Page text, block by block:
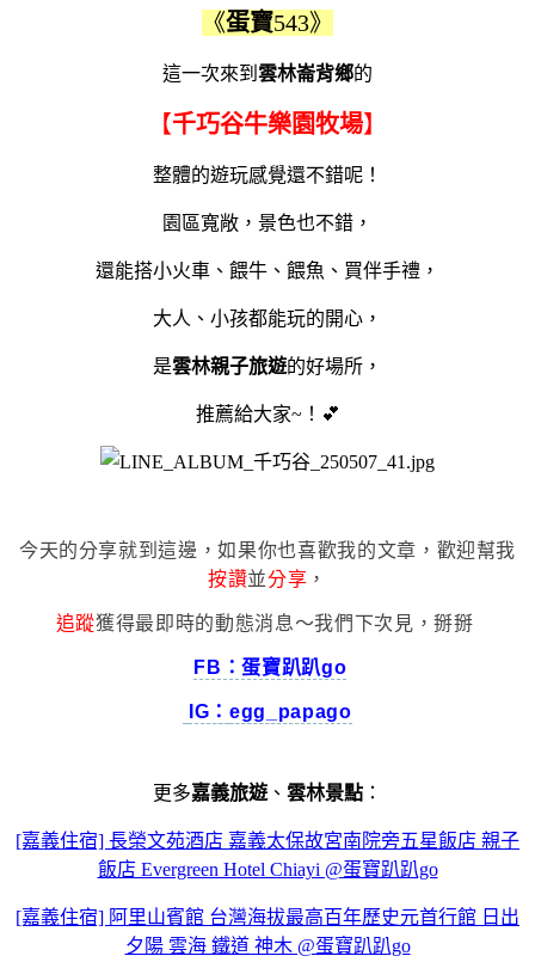
《蛋寶543》
這一次來到 雲林崙背鄉的
【千巧谷牛樂園牧場】
整體的遊玩感覺還不錯呢！
園區寬敞，景色也不錯，
還能搭小火車、餵牛、餵魚、買伴手禮，
大人、小孩都能玩的開心，
是雲林親子旅遊的好場所，
推薦給大家~！💕
今天的分享就到這邊，如果你也喜歡我的文章，歡迎幫我
按讚並分享 ，
追蹤獲得最即時的動態消息～我們下次見，掰掰
FB：蛋寶趴趴go
IG：egg_papago
更多嘉義旅遊 、 雲林景點 ：
[嘉義住宿] 長榮文苑酒店 嘉義太保故宮南院旁五星飯店 親子
飯店 Evergreen Hotel Chiayi @蛋寶趴趴go
[嘉義住宿] 阿里山賓館 台灣海拔最高百年歷史元首行館 日出
夕陽 雲海 鐵道 神木 @蛋寶趴趴go